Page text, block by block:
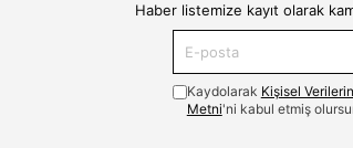
Haber listemize kayıt olarak
Kaydolarak Kişisel
Metni'ni kabul etmiş